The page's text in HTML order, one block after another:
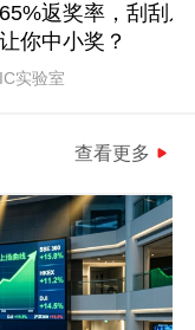
65%返奖率，刮刮
让你中小奖？
IC实验室
查看更多